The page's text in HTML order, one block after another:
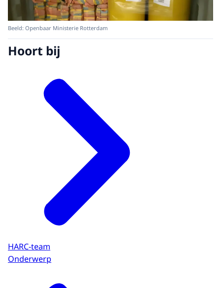
Beeld: Openbaar Ministerie Rotterdam
Hoort bij
HARC-team
Onderwerp